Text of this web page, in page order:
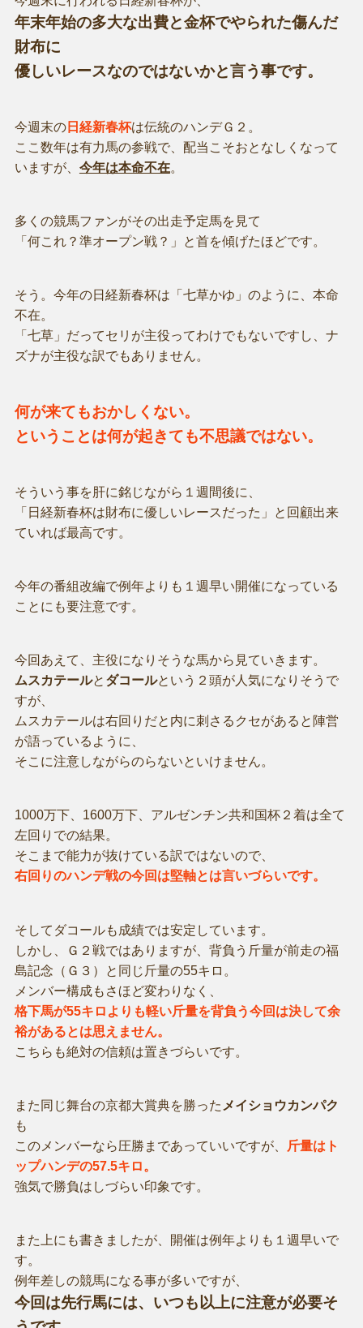
年末年始の多大な出費と金杯でやられた傷んだ
財布に
優しいレースなのではないかと言う事です。
今週末の日経新春杯は伝統のハンデＧ２。
ここ数年は有力馬の参戦で、配当こそおとなしくなって
いますが、 今年は本命不在。
多くの競馬ファンがその出走予定馬を見て
「何これ？準オープン戦？」と首を傾げたほどです。
そう。今年の日経新春杯は「七草かゆ」のように、本命
不在。
「七草」だってセリが主役ってわけでもないですし、ナ
ズナが主役な訳でもありません。
何が来てもおかしくない。
ということは何が起きても不思議ではない。
そういう事を肝に銘じながら１週間後に、
「日経新春杯は財布に優しいレースだった」と回顧出来
ていれば最高です。
今年の番組改編で例年よりも１週早い開催になっている
ことにも要注意です。
今回あえて、主役になりそうな馬から見ていきます。
ムスカテールと ダコールという２頭が人気になりそうで
すが、
ムスカテールは右回りだと内に刺さるクセがあると陣営
が語っているように、
そこに注意しながらのらないといけません。
1000万下、1600万下、アルゼンチン共和国杯２着は全て
左回りでの結果。
そこまで能力が抜けている訳ではないので、
右回りのハンデ戦の今回は堅軸とは言いづらいです。
そしてダコールも成績では安定しています。
しかし、Ｇ２戦ではありますが、背負う斤量が前走の福
島記念（Ｇ３）と同じ斤量の55キロ。
メンバー構成もさほど変わりなく、
格下馬が55キロよりも軽い斤量を背負う今回は決して余
裕があるとは思えません。
こちらも絶対の信頼は置きづらいです。
また同じ舞台の京都大賞典を勝った メイショウカンパク
も
このメンバーなら圧勝まであっていいですが、
斤量はト
ップハンデの57.5キロ。
強気で勝負はしづらい印象です。
また上にも書きましたが、開催は例年よりも１週早いで
す。
例年差しの競馬になる事が多いですが、
今回は先行馬には、いつも以上に注意が必要そ